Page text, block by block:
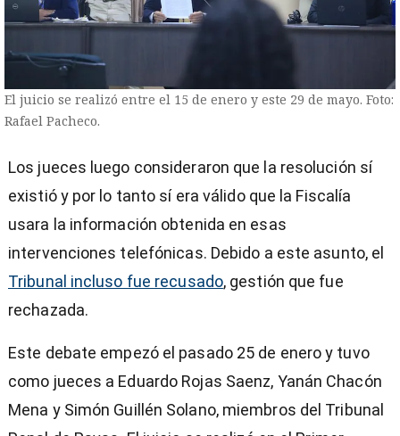
El juicio se realizó entre el 15 de enero y este 29 de mayo. Foto:
Rafael Pacheco.
Los jueces luego consideraron que la resolución sí
existió y por lo tanto sí era válido que la Fiscalía
usara la información obtenida en esas
intervenciones telefónicas. Debido a este asunto, el
Tribunal incluso fue recusado, gestión que fue
rechazada.
Este debate empezó el pasado 25 de enero y tuvo
como jueces a Eduardo Rojas Saenz, Yanán Chacón
Mena y Simón Guillén Solano, miembros del Tribunal